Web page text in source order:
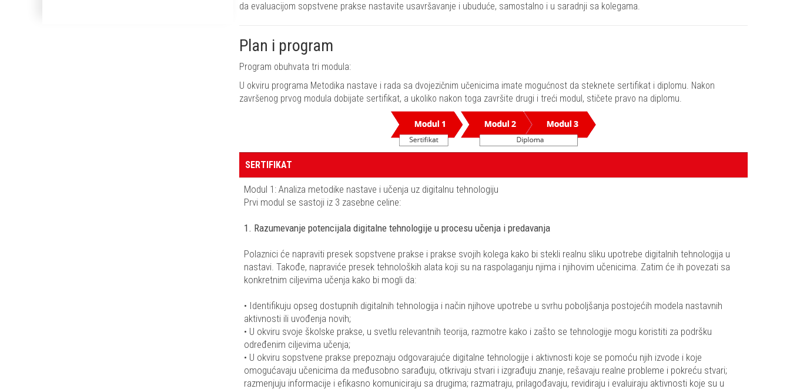
da evaluacijom sopstvene prakse nastavite usavršavanje i ubuduće, samostalno i u saradnji sa kolegama.
Plan i program
Program obuhvata tri modula:
U okviru programa Metodika nastave i rada sa dvojezičnim učenicima imate mogućnost da steknete sertifikat i diplomu. Nakon
završenog prvog modula dobijate sertifikat, a ukoliko nakon toga završite drugi i treći modul, stičete pravo na diplomu.
SERTIFIKAT
Modul 1: Analiza metodike nastave i učenja uz digitalnu tehnologiju
Prvi modul se sastoji iz 3 zasebne celine:
1. Razumevanje potencijala digitalne tehnologije u procesu učenja i predavanja
Polaznici će napraviti presek sopstvene prakse i prakse svojih kolega kako bi stekli realnu sliku upotrebe digitalnih tehnologija u
nastavi. Takođe, napraviće presek tehnoloških alata koji su na raspolaganju njima i njihovim učenicima. Zatim će ih povezati sa
konkretnim ciljevima učenja kako bi mogli da:
• Identifikuju opseg dostupnih digitalnih tehnologija i način njihove upotrebe u svrhu poboljšanja postojećih modela nastavnih
aktivnosti ili uvođenja novih;
• U okviru svoje školske prakse, u svetlu relevantnih teorija, razmotre kako i zašto se tehnologije mogu koristiti za podršku
određenim ciljevima učenja;
• U okviru sopstvene prakse prepoznaju odgovarajuće digitalne tehnologije i aktivnosti koje se pomoću njih izvode i koje
omogućavaju učenicima da međusobno sarađuju, otkrivaju stvari i izgrađuju znanje, rešavaju realne probleme i pokreću stvari;
razmenjuju informacije i efikasno komuniciraju sa drugima; razmatraju, prilagođavaju, revidiraju i evaluiraju aktivnosti koje su u